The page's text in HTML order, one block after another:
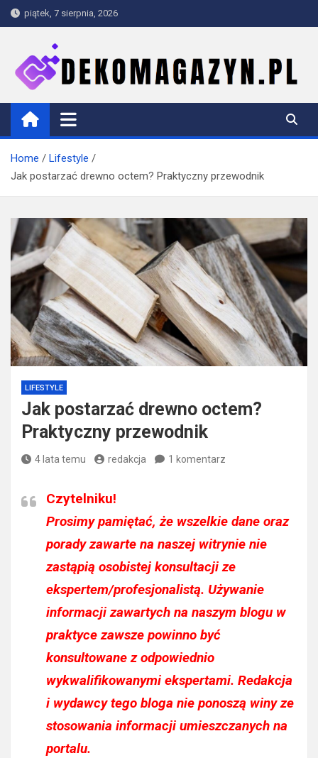
Skip
to
piątek, 7 sierpnia, 2026
dekomagazyn.pl
Blog
Home
Lifestyle
Jak postarzać drewno octem? Praktyczny przewodnik
LIFESTYLE
Jak postarzać drewno octem?
Praktyczny przewodnik
4 lata temu redakcja 1 komentarz
Czytelniku!
Prosimy pamiętać, że wszelkie dane oraz
porady zawarte na naszej witrynie nie
zastąpią osobistej konsultacji ze
ekspertem/profesjonalistą. Używanie
informacji zawartych na naszym blogu w
praktyce zawsze powinno być
konsultowane z odpowiednio
wykwalifikowanymi ekspertami. Redakcja
i wydawcy tego bloga nie ponoszą winy ze
stosowania informacji umieszczanych na
portalu.